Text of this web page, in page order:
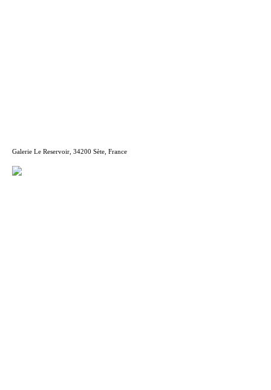
Galerie Le Reservoir, 34200 Sète, France